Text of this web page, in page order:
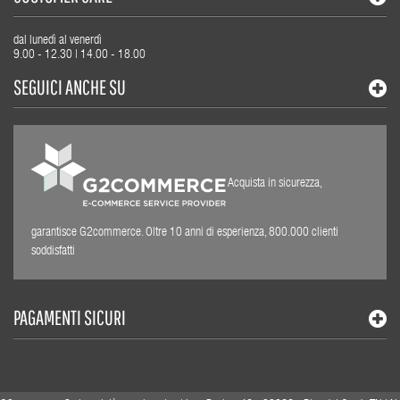
dal lunedì al venerdì
9.00 - 12.30 | 14.00 - 18.00
SEGUICI ANCHE SU
Acquista in sicurezza,
garantisce G2commerce. Oltre 10 anni di esperienza, 800.000 clienti
soddisfatti
PAGAMENTI SICURI